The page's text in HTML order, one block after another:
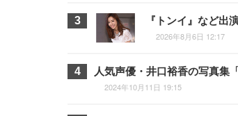
『トンイ』など
2026年8月6日 12:17
人気声優・井口裕香の写真集
2024年10月11日 19:15